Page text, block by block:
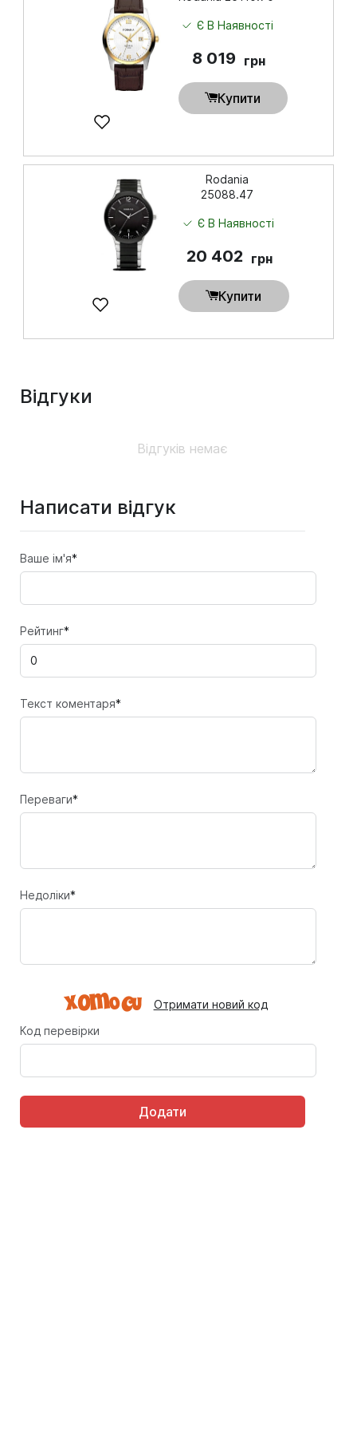
Купити
Є В Наявності
8 019 грн
Купити
Rodania
25088.47
Є В Наявності
20 402 грн
Купити
Відгуки
Відгуків немає
Написати відгук
Ваше ім'я*
Рейтинг*
Текст коментаря*
Переваги*
Недоліки*
Отримати новий код
Код перевірки